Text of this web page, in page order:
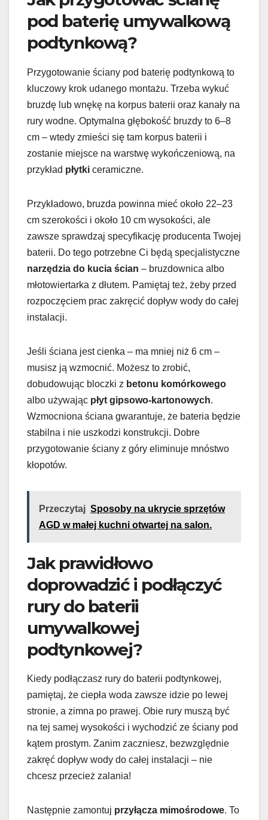
pod baterię umywalkową
podtynkową?
Przygotowanie ściany pod baterię podtynkową to
kluczowy krok udanego montażu. Trzeba wykuć
bruzdę lub wnękę na korpus baterii oraz kanały na
rury wodne. Optymalna głębokość bruzdy to 6–8
cm – wtedy zmieści się tam korpus baterii i
zostanie miejsce na warstwę wykończeniową, na
przykład płytki ceramiczne.
Przykładowo, bruzda powinna mieć około 22–23
cm szerokości i około 10 cm wysokości, ale
zawsze sprawdzaj specyfikację producenta Twojej
baterii. Do tego potrzebne Ci będą specjalistyczne
narzędzia do kucia ścian – bruzdownica albo
młotowiertarka z dłutem. Pamiętaj też, żeby przed
rozpoczęciem prac zakręcić dopływ wody do całej
instalacji.
Jeśli ściana jest cienka – ma mniej niż 6 cm –
musisz ją wzmocnić. Możesz to zrobić,
dobudowując bloczki z betonu komórkowego
albo używając płyt gipsowo-kartonowych.
Wzmocniona ściana gwarantuje, że bateria będzie
stabilna i nie uszkodzi konstrukcji. Dobre
przygotowanie ściany z góry eliminuje mnóstwo
kłopotów.
Przeczytaj Sposoby na ukrycie sprzętów
AGD w małej kuchni otwartej na salon.
Jak prawidłowo
doprowadzić i podłączyć
rury do baterii
umywalkowej
podtynkowej?
Kiedy podłączasz rury do baterii podtynkowej,
pamiętaj, że ciepła woda zawsze idzie po lewej
stronie, a zimna po prawej. Obie rury muszą być
na tej samej wysokości i wychodzić ze ściany pod
kątem prostym. Zanim zaczniesz, bezwzględnie
zakręć dopływ wody do całej instalacji – nie
chcesz przecież zalania!
Następnie zamontuj przyłącza mimośrodowe. To